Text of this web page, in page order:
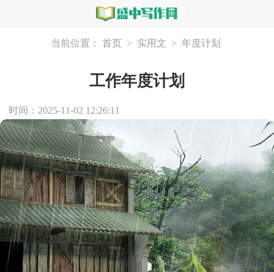
当前位置： 首页 > 实用文 > 年度计划
工作年度计划
时间：2025-11-02 12:26:11